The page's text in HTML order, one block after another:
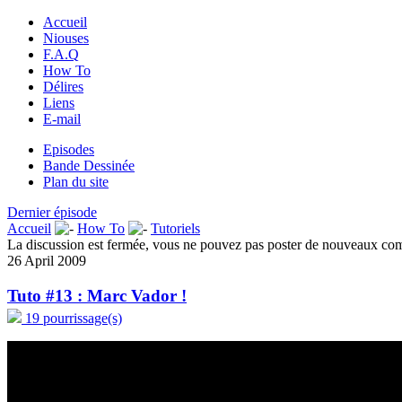
Accueil
Niouses
F.A.Q
How To
Délires
Liens
E-mail
Episodes
Bande Dessinée
Plan du site
Dernier épisode
Accueil
How To
Tutoriels
La discussion est fermée, vous ne pouvez pas poster de nouveaux
26 April 2009
Tuto #13 : Marc Vador !
19 pourrissage(s)